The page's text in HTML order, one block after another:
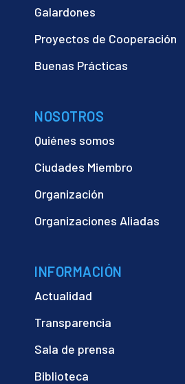
Galardones
Proyectos de Cooperación
Buenas Prácticas
NOSOTROS
Quiénes somos
Ciudades Miembro
Organización
Organizaciones Aliadas
INFORMACIÓN
Actualidad
Transparencia
Sala de prensa
Biblioteca